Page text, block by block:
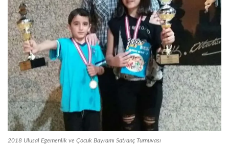
2018 Ulusal Egemenlik ve Çocuk Bayramı Satranç Turnuvası